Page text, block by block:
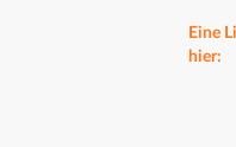
Eine
hier: